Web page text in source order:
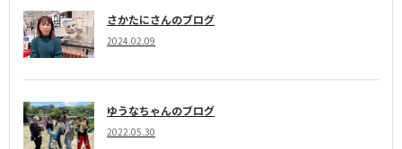
さかたにさんのブログ
2024.02.09
ゆうなちゃんのブログ
2022.05.30